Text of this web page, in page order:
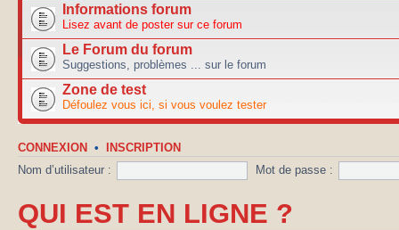
Informations forum
Lisez avant de poster sur ce forum
Le Forum du forum
Suggestions, problèmes ... sur le forum
Zone de test
Défoulez vous ici, si vous voulez tester
CONNEXION • INSCRIPTION
Nom d’utilisateur : Mot de passe :
QUI EST EN LIGNE ?